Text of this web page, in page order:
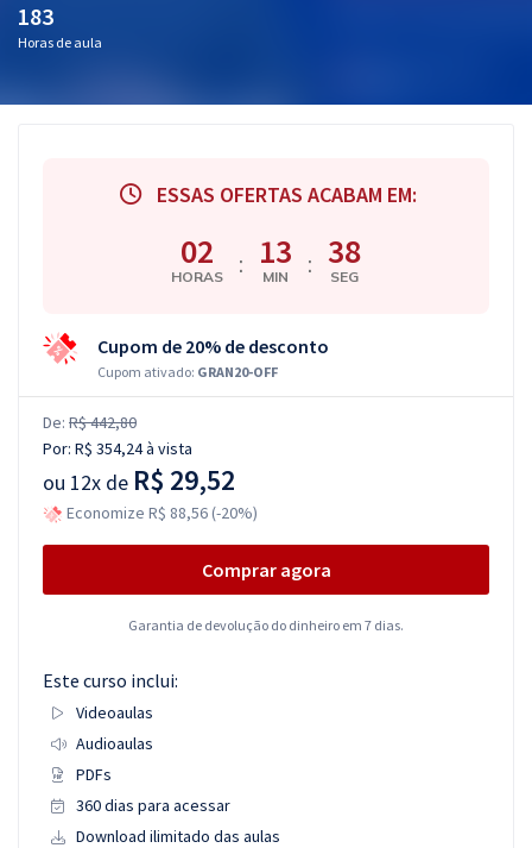
Mentorias
183
Horas de aula
ESSAS OFERTAS ACABAM EM:
02
HORAS : 13
MIN : 38
SEG
Cupom de 20% de desconto
Cupom ativado: GRAN20-OFF
De: R$ 442,80
Por: R$ 354,24à vista
ou 12x de R$ 29,52
Economize R$ 88,56 (-20%)
Comprar agora
Garantia de devolução do dinheiro em 7 dias.
Este curso inclui:
Videoaulas
Audioaulas
PDFs
360 dias para acessar
Download ilimitado das aulas